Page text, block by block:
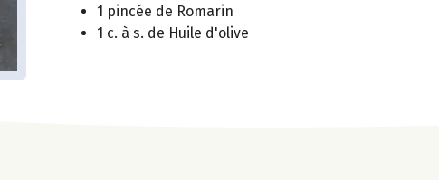
1 pincée de Romarin
1 c. à s. de Huile d'olive